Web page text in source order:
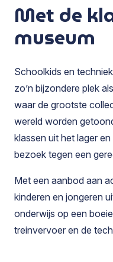
Met de
museum
Schoolkids en
zo’n bijzondere plek
waar de grootste
wereld worden
klassen uit het lager
bezoek tegen een
Met een aanbod aan
kinderen en jongeren
onderwijs op een
treinvervoer en de